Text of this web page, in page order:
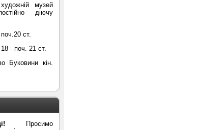
музей
діючу
ст.
- поч. 21 ст.
Буковини кін.
Просимо